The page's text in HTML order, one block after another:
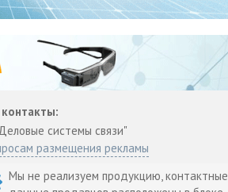
системы связи"
размещения рекламы
Мы не реализуем продукцию, контактные